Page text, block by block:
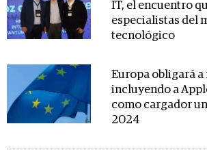
IT, el encuentro
especialistas del
tecnológico
Europa obligará a
incluyendo a
como cargador
2024